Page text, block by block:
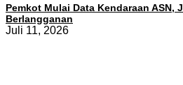
Pemkot Mulai Data Kendaraan ASN,
Berlangganan
Juli 11, 2026